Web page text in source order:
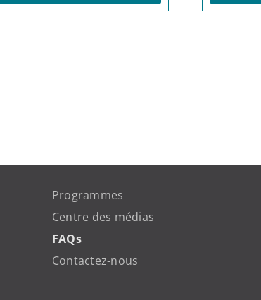
Programmes
Centre des médias
FAQs
Contactez-nous